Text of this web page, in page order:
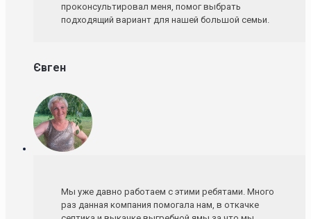
проконсультировал меня, помог выбрать
подходящий вариант для нашей большой семьи.
Євген
Мы уже давно работаем с этими ребятами. Много
раз данная компания помогала нам, в откачке